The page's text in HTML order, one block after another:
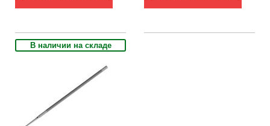
В наличии на складе